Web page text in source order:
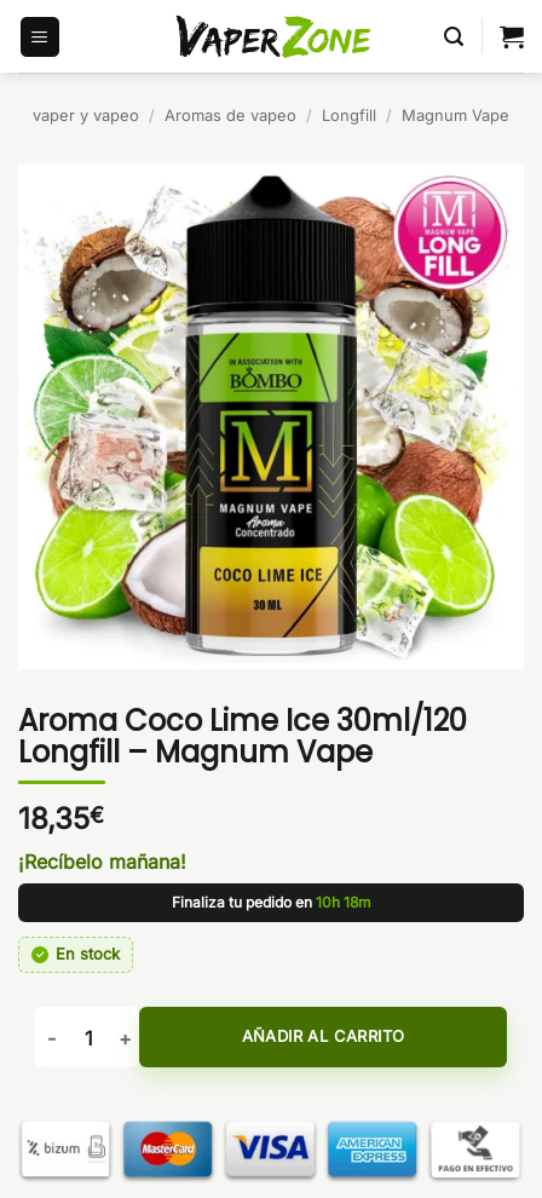
Saltar
contenido
vaper y vapeo / Aromas de vapeo / Longfill / Magnum Vape
Aroma Coco Lime Ice 30ml/120
Longfill – Magnum Vape
18,35€
¡Recíbelo mañana!
Finaliza tu pedido en 10h 18m
En stock
Aroma Coco Lime Ice 30ml/120 Longfill - Magnum Vape
AÑADIR AL CARRITO